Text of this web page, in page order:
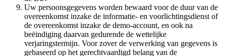
Uw persoonsgegevens worden bewaard voor de duur van de
overeenkomst inzake de informatie- en voorlichtingsdienst of
de overeenkomst inzake de demo-account, en ook na
beëindiging daarvan gedurende de wettelijke
verjaringstermijn. Voor zover de verwerking van gegevens is
gebaseerd op het gerechtvaardigd belang van de